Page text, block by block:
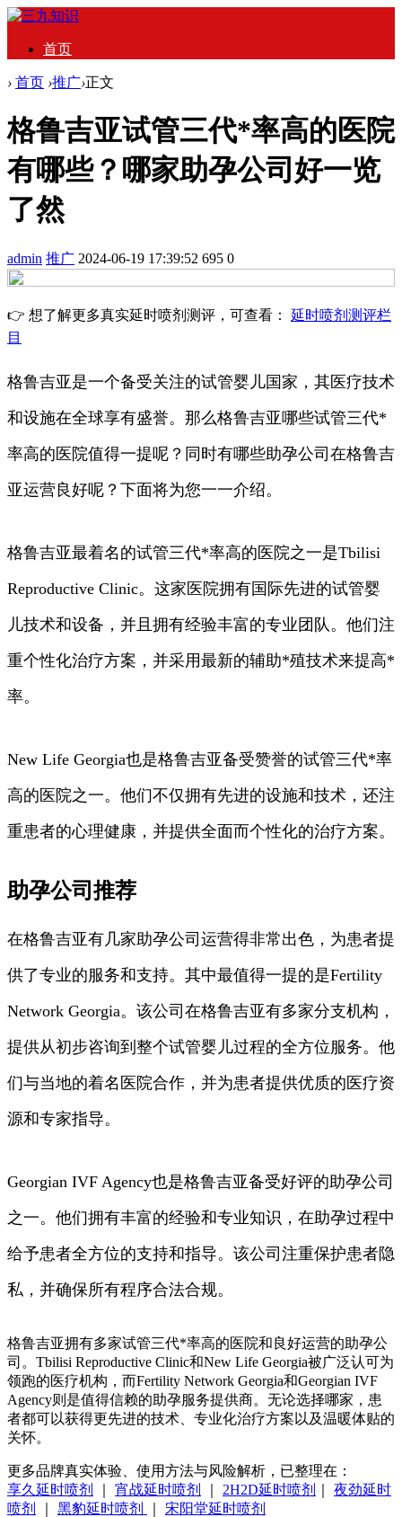
首页
› 首页 ›推广›正文
格鲁吉亚试管三代*率高的医院
有哪些？哪家助孕公司好一览
了然
admin 推广 2024-06-19 17:39:52 695 0
👉 想了解更多真实延时喷剂测评，可查看： 延时喷剂测评栏
目
格鲁吉亚是一个备受关注的试管婴儿国家，其医疗技术
和设施在全球享有盛誉。那么格鲁吉亚哪些试管三代*
率高的医院值得一提呢？同时有哪些助孕公司在格鲁吉
亚运营良好呢？下面将为您一一介绍。
格鲁吉亚最着名的试管三代*率高的医院之一是Tbilisi
Reproductive Clinic。这家医院拥有国际先进的试管婴
儿技术和设备，并且拥有经验丰富的专业团队。他们注
重个性化治疗方案，并采用最新的辅助*殖技术来提高*
率。
New Life Georgia也是格鲁吉亚备受赞誉的试管三代*率
高的医院之一。他们不仅拥有先进的设施和技术，还注
重患者的心理健康，并提供全面而个性化的治疗方案。
助孕公司推荐
在格鲁吉亚有几家助孕公司运营得非常出色，为患者提
供了专业的服务和支持。其中最值得一提的是Fertility
Network Georgia。该公司在格鲁吉亚有多家分支机构，
提供从初步咨询到整个试管婴儿过程的全方位服务。他
们与当地的着名医院合作，并为患者提供优质的医疗资
源和专家指导。
Georgian IVF Agency也是格鲁吉亚备受好评的助孕公司
之一。他们拥有丰富的经验和专业知识，在助孕过程中
给予患者全方位的支持和指导。该公司注重保护患者隐
私，并确保所有程序合法合规。
格鲁吉亚拥有多家试管三代*率高的医院和良好运营的助孕公
司。Tbilisi Reproductive Clinic和New Life Georgia被广泛认可为
领跑的医疗机构，而Fertility Network Georgia和Georgian IVF
Agency则是值得信赖的助孕服务提供商。无论选择哪家，患
者都可以获得更先进的技术、专业化治疗方案以及温暖体贴的
关怀。
更多品牌真实体验、使用方法与风险解析，已整理在：
享久延时喷剂
宵战延时喷剂 2H2D延时喷剂
夜劲延时
喷剂
黑豹延时喷剂 宋阳堂延时喷剂